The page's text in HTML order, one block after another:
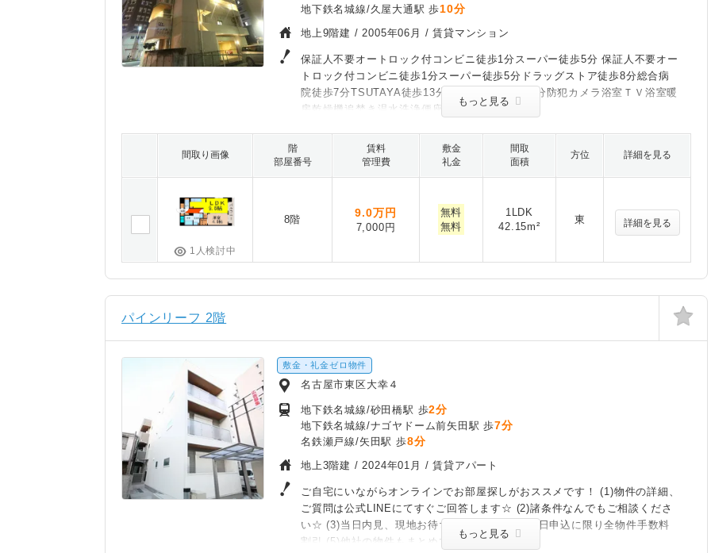
地下鉄名城線/久屋大通駅 歩10分
地上9階建 /2005年06月 / 賃貸マンション
保証人不要オートロック付コンビニ徒歩1分スーパー徒歩5分 保証人不要オー
トロック付コンビニ徒歩1分スーパー徒歩5分ドラッグストア徒歩8分総合病
院徒歩7分TSUTAYA徒歩13分東急ハンズ徒歩11分防犯カメラ浴室ＴＶ浴室暖
房乾燥機追焚き温水洗浄便座ＴＶドアホン
もっと見る
間取り画像
階
部屋番号
賃料
管理費
敷金
礼金
間取
面積
方位 詳細を見る
1人検討中
8階
9.0万円
7,000円
無料
無料
1LDK
42.15m²
東 詳細を見る
パインリーフ 2階
敷金・礼金ゼロ物件
名古屋市東区大幸４
地下鉄名城線/砂田橋駅 歩2分
地下鉄名城線/ナゴヤドーム前矢田駅 歩7分
名鉄瀬戸線/矢田駅 歩8分
地上3階建 /2024年01月 / 賃貸アパート
ご自宅にいながらオンラインでお部屋探しがおススメです！ (1)物件の詳細、
ご質問は公式LINEにてすぐご回答します☆ (2)諸条件なんでもご相談くださ
い☆ (3)当日内見、現地お待ち合わせOK☆ (4)当日申込に限り全物件手数料
割引 (5)他社の物件もまとめてご紹介 (6)１８時
もっと見る